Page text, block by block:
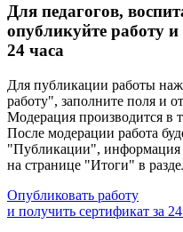
Для педагогов,
опубликуйте работу
24 часа
Для публикации работы
работу", заполните поля и
Модерация производится в
После модерации работа
"Публикации", информация
на странице "Итоги" в
Опубликовать работу
и получить сертификат за